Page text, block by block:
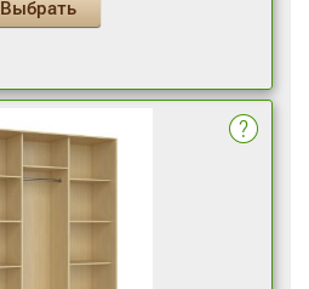
Выбрать